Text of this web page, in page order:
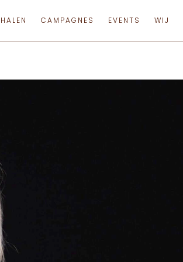
CAMPAGNES EVENTS WIJ